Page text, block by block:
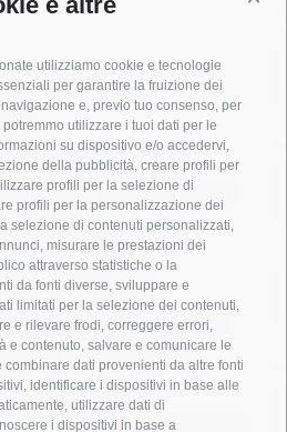
utilizziamo cookie e tecnologie
per garantire la fruizione dei
e, previo tuo consenso, per
utilizzare i tuoi dati per le
su dispositivo e/o accedervi,
della pubblicità, creare profili per
profili per la selezione di
profili per la personalizzazione dei
selezione di contenuti personalizzati,
misurare le prestazioni dei
attraverso statistiche o la
da fonti diverse, sviluppare e
limitati per la selezione dei contenuti,
e rilevare frodi, correggere errori,
e contenuto, salvare e comunicare le
dati provenienti da altre fonti
identificare i dispositivi in base alle
utilizzare dati di
i dispositivi in base a
campanella
arresto
di porto capri
carabinieri
circumvesuviana
contagi
19 eav
elezioni
guardia costiera
incidente
mare
massa lubrense
napoli
ordinanza
di sorrento polizia municipale